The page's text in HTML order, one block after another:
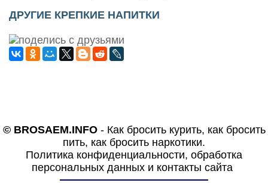
ДРУГИЕ КРЕПКИЕ НАПИТКИ
© BROSAEM.INFO- Как бросить курить, как бросить
пить, как бросить наркотики.
Политика конфиденциальности, обработка
персональных данных и контакты сайта